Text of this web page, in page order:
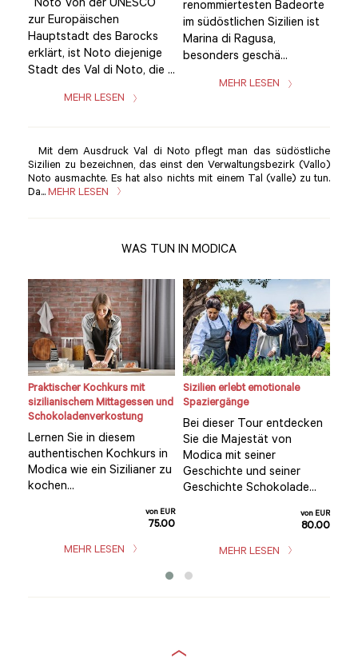
Noto Von der UNESCO
zur Europäischen
Hauptstadt des Barocks
erklärt, ist Noto diejenige
Stadt des Val di Noto, die ...
MEHR LESEN
renommiertesten Badeorte
im südöstlichen Sizilien ist
Marina di Ragusa,
besonders geschä...
MEHR LESEN
Mit dem Ausdruck Val di Noto pflegt man das südöstliche
Sizilien zu bezeichnen, das einst den Verwaltungsbezirk (Vallo)
Noto ausmachte. Es hat also nichts mit einem Tal (valle) zu tun.
Da... MEHR LESEN
WAS TUN IN MODICA
Praktischer Kochkurs mit
sizilianischem Mittagessen und
Schokoladenverkostung
Lernen Sie in diesem
authentischen Kochkurs in
Modica wie ein Sizilianer zu
kochen...
von EUR
75.00
MEHR LESEN
Sizilien erlebt emotionale
Spaziergänge
Bei dieser Tour entdecken
Sie die Majestät von
Modica mit seiner
Geschichte und seiner
Geschichte Schokolade...
von EUR
80.00
MEHR LESEN